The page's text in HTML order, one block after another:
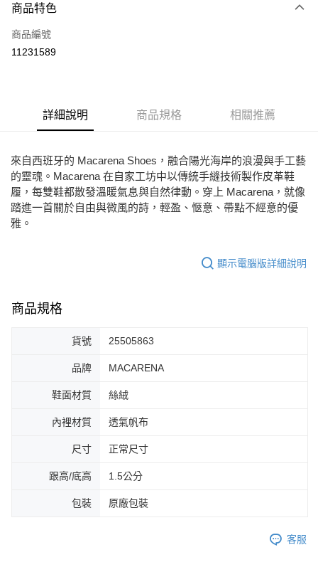
信用卡一次付款
Apple Pay
ATM付款
運送方式
宅配
免運費
商品特色
商品編號
11231589
詳細說明 商品規格 相關推薦
來自西班牙的 Macarena Shoes，融合陽光海岸的浪漫與手工藝
的靈魂。Macarena 在自家工坊中以傳統手縫技術製作皮革鞋
履，每雙鞋都散發溫暖氣息與自然律動。穿上 Macarena，就像
踏進一首關於自由與微風的詩，輕盈、愜意、帶點不經意的優
雅。
顯示電腦版詳細說明
商品規格
貨號 25505863
品牌 MACARENA
鞋面材質 絲絨
內裡材質 透氣帆布
尺寸 正常尺寸
跟高/底高 1.5公分
包裝 原廠包裝
客服